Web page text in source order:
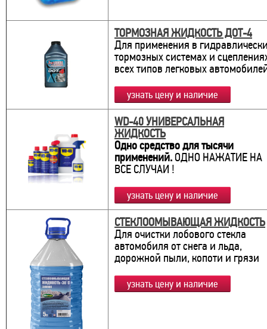
ТОРМОЗНАЯ ЖИДКОСТЬ ДОТ-4
Для применения в
тормозных системах и
всех типов легковых
узнать цену и наличие
WD-40 УНИВЕРСАЛЬНАЯ
ЖИДКОСТЬ
Одно средство для тысячи
применений.ОДНО НАЖАТИЕ НА
ВСЕ СЛУЧАИ !
узнать цену и наличие
СТЕКЛООМЫВАЮЩАЯ ЖИДКОСТЬ
Для очистки лобового стекла
автомобиля от снега и льда,
дорожной пыли, копоти и грязи
узнать цену и наличие